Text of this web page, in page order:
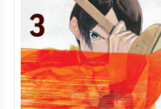
межі зони комфорту?